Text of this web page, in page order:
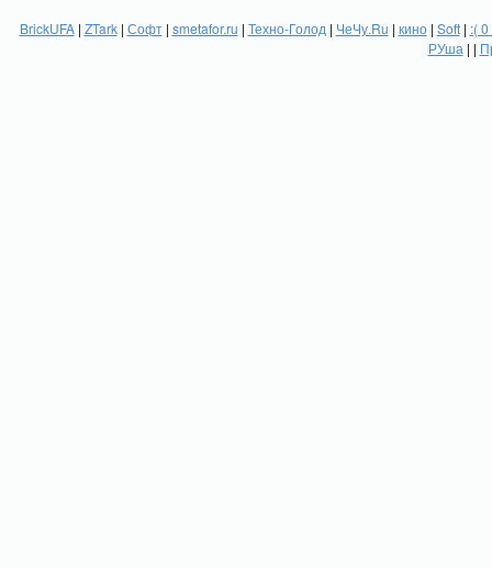
BrickUFA| ZTark| Софт| smetafor.ru | Техно-Голод | ЧеЧу.Ru | кино| Soft| :(
РУша | |